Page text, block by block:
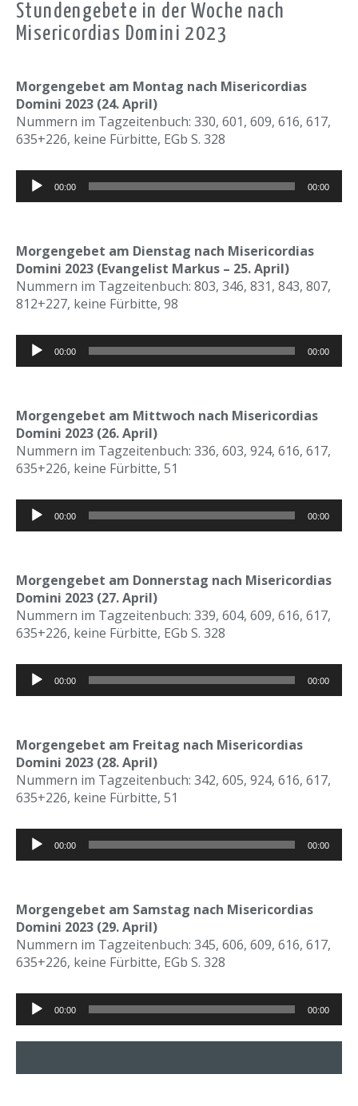
Stundengebete in der Woche nach
Misericordias Domini 2023
Morgengebet am Montag nach Misericordias
Domini 2023 (24. April)
Nummern im Tagzeitenbuch: 330, 601, 609, 616, 617,
635+226, keine Fürbitte, EGb S. 328
Audio-
Player
00:00 00:00
Morgengebet am Dienstag nach Misericordias
Domini 2023 (Evangelist Markus – 25. April)
Nummern im Tagzeitenbuch: 803, 346, 831, 843, 807,
812+227, keine Fürbitte, 98
Audio-
Player
00:00 00:00
Morgengebet am Mittwoch nach Misericordias
Domini 2023 (26. April)
Nummern im Tagzeitenbuch: 336, 603, 924, 616, 617,
635+226, keine Fürbitte, 51
Audio-
Player
00:00 00:00
Morgengebet am Donnerstag nach Misericordias
Domini 2023 (27. April)
Nummern im Tagzeitenbuch: 339, 604, 609, 616, 617,
635+226, keine Fürbitte, EGb S. 328
Audio-
Player
00:00 00:00
Morgengebet am Freitag nach Misericordias
Domini 2023 (28. April)
Nummern im Tagzeitenbuch: 342, 605, 924, 616, 617,
635+226, keine Fürbitte, 51
Audio-
Player
00:00 00:00
Morgengebet am Samstag nach Misericordias
Domini 2023 (29. April)
Nummern im Tagzeitenbuch: 345, 606, 609, 616, 617,
635+226, keine Fürbitte, EGb S. 328
Audio-
Player
00:00 00:00